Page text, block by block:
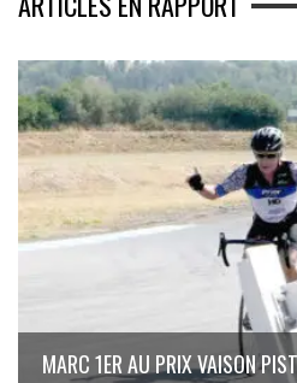
MARC 1ER AU PRIX VAISON